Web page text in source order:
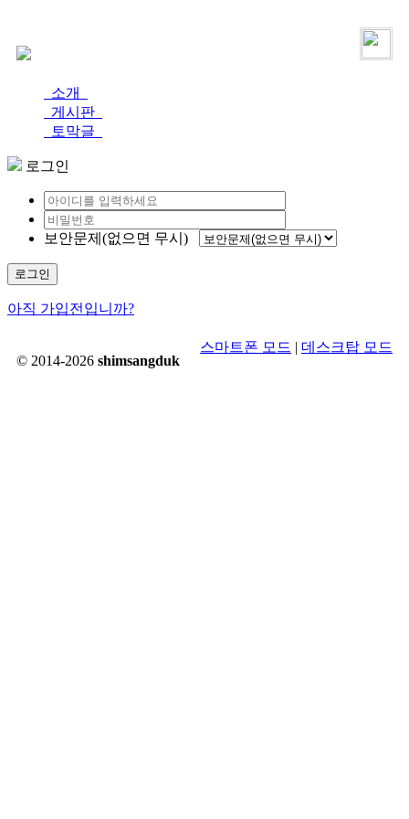
소개
게시판
토막글
로그인
보안문제(없으면 무시)
로그인
아직 가입전입니까?
© 2014-2026 shimsangduk
스마트폰 모드 | 데스크탑 모드